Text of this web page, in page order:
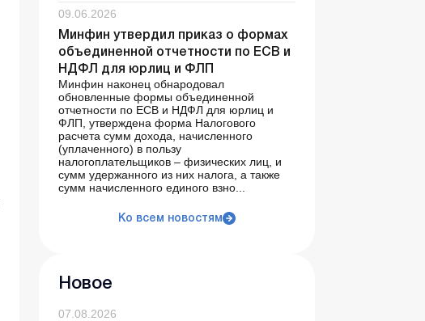
09.06.2026
Минфин утвердил приказ о формах
объединенной отчетности по ЕСВ и
НДФЛ для юрлиц и ФЛП
Минфин наконец обнародовал
обновленные формы объединенной
отчетности по ЕСВ и НДФЛ для юрлиц и
ФЛП, утверждена форма Налогового
расчета сумм дохода, начисленного
(уплаченного) в пользу
налогоплательщиков – физических лиц, и
сумм удержанного из них налога, а также
сумм начисленного единого взно...
Ко всем новостям
Новое
07.08.2026